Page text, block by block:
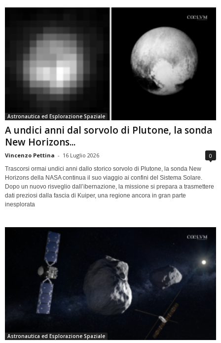
Astronautica ed Esplorazione Spaziale
A undici anni dal sorvolo di Plutone, la sonda
New Horizons...
Vincenzo Pettina - 16 Luglio 2026 0
Trascorsi ormai undici anni dallo storico sorvolo di Plutone, la sonda New
Horizons della NASA continua il suo viaggio ai confini del Sistema Solare.
Dopo un nuovo risveglio dall’ibernazione, la missione si prepara a trasmettere
dati preziosi dalla fascia di Kuiper, una regione ancora in gran parte
inesplorata
Astronautica ed Esplorazione Spaziale